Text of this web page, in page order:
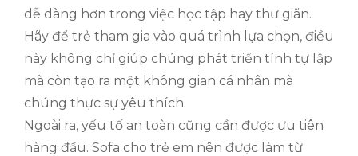
dễ dàng hơn trong việc học tập hay thư giãn.
Hãy để trẻ tham gia vào quá trình lựa chọn, điều
này không chỉ giúp chúng phát triển tính tự lập
mà còn tạo ra một không gian cá nhân mà
chúng thực sự yêu thích.
Ngoài ra, yếu tố an toàn cũng cần được ưu tiên
hàng đầu. Sofa cho trẻ em nên được làm từ